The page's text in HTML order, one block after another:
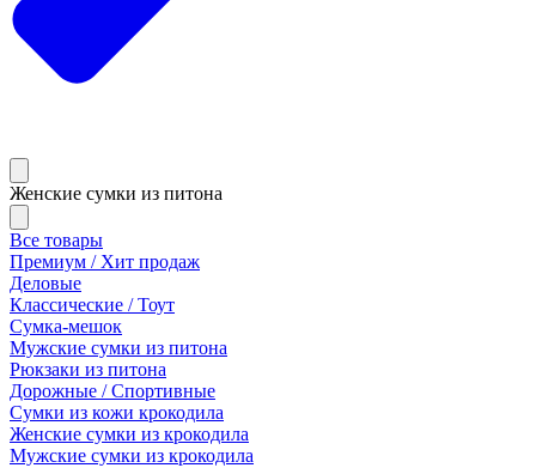
Женские сумки из питона
Все товары
Премиум / Хит продаж
Деловые
Классические / Тоут
Сумка-мешок
Мужские сумки из питона
Рюкзаки из питона
Дорожные / Спортивные
Сумки из кожи крокодила
Женские сумки из крокодила
Мужские сумки из крокодила